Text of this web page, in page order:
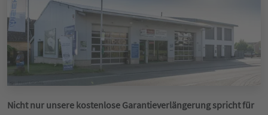
Nicht nur unsere kostenlose Garantieverlängerung spricht für